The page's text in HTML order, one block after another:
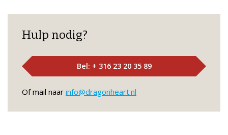
Hulp nodig?
Bel: + 316 23 20 35 89
Of mail naar info@dragonheart.nl